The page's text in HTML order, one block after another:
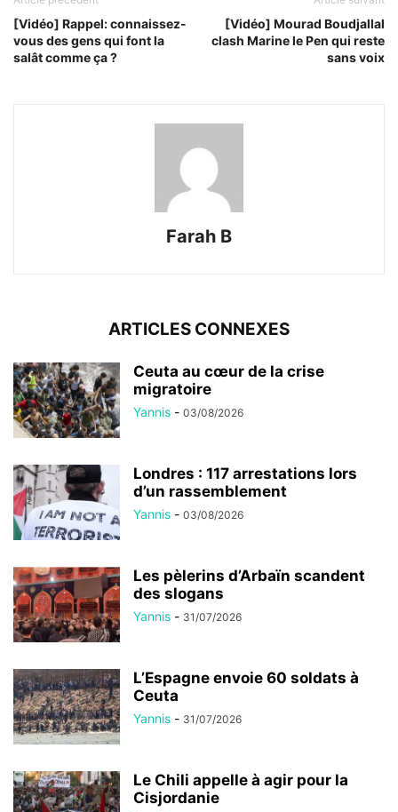
[Vidéo] Rappel: connaissez-
vous des gens qui font la
salât comme ça ?
[Vidéo] Mourad Boudjallal
clash Marine le Pen qui reste
sans voix
Farah B
ARTICLES CONNEXES
Ceuta au cœur de la crise
migratoire
Yannis - 03/08/2026
Londres : 117 arrestations lors
d’un rassemblement
Yannis - 03/08/2026
Les pèlerins d’Arbaïn scandent
des slogans
Yannis - 31/07/2026
L’Espagne envoie 60 soldats à
Ceuta
Yannis - 31/07/2026
Le Chili appelle à agir pour la
Cisjordanie